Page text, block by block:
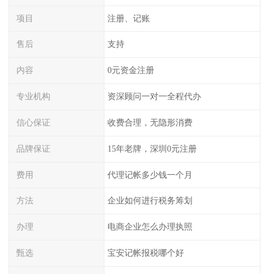
项目 注册、记账
售后 支持
内容 0元资金注册
专业机构 资深顾问一对一全程代办
信心保证 收费合理，无隐形消费
品牌保证 15年老牌，深圳0元注册
费用 代理记帐多少钱一个月
方法 企业如何进行税务筹划
办理 电商企业怎么办理执照
甄选 宝安记帐报税哪个好